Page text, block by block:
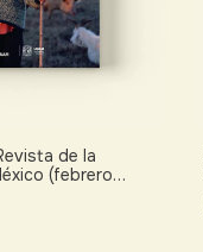
de la
(febrero